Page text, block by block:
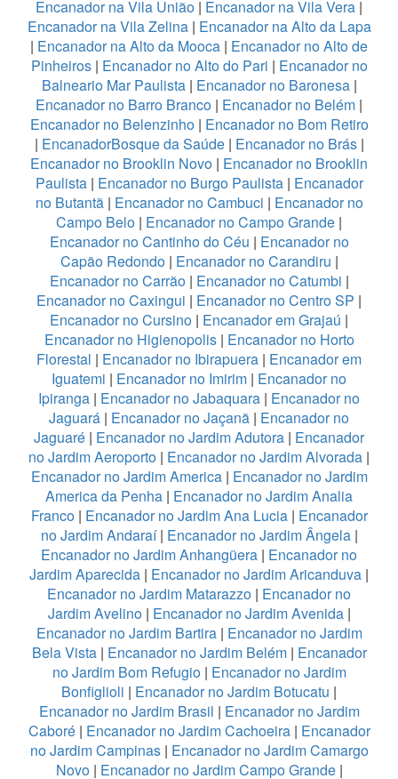
Encanador na Vila União | Encanador na Vila Vera |
Encanador na Vila Zelina| Encanador na Alto da Lapa
| Encanador na Alto da Mooca | Encanador no Alto de
Pinheiros| Encanador no Alto do Pari | Encanador no
Balneario Mar Paulista| Encanador no Baronesa|
Encanador no Barro Branco | Encanador no Belém |
Encanador no Belenzinho| Encanador no Bom Retiro
| EncanadorBosque da Saúde| Encanador no Brás|
Encanador no Brooklin Novo | Encanador no Brooklin
Paulista| Encanador no Burgo Paulista| Encanador
no Butantã| Encanador no Cambuci | Encanador no
Campo Belo | Encanador no Campo Grande |
Encanador no Cantinho do Céu | Encanador no
Capão Redondo| Encanador no Carandiru |
Encanador no Carrão| Encanador no Catumbi |
Encanador no Caxingui | Encanador no Centro SP |
Encanador no Cursino | Encanador em Grajaú |
Encanador no Higienopolis| Encanador no Horto
Florestal | Encanador no Ibirapuera | Encanador em
Iguatemi | Encanador no Imirim | Encanador no
Ipiranga | Encanador no Jabaquara | Encanador no
Jaguará | Encanador no Jaçanã | Encanador no
Jaguaré | Encanador no Jardim Adutora | Encanador
no Jardim Aeroporto | Encanador no Jardim Alvorada |
Encanador no Jardim America| Encanador no Jardim
America da Penha | Encanador no Jardim Analia
Franco| Encanador no Jardim Ana Lucia| Encanador
no Jardim Andaraí| Encanador no Jardim Ângela|
Encanador no Jardim Anhangüera | Encanador no
Jardim Aparecida | Encanador no Jardim Aricanduva |
Encanador no Jardim Matarazzo | Encanador no
Jardim Avelino| Encanador no Jardim Avenida|
Encanador no Jardim Bartira| Encanador no Jardim
Bela Vista| Encanador no Jardim Belém| Encanador
no Jardim Bom Refugio| Encanador no Jardim
Bonfiglioli | Encanador no Jardim Botucatu |
Encanador no Jardim Brasil | Encanador no Jardim
Caboré| Encanador no Jardim Cachoeira| Encanador
no Jardim Campinas| Encanador no Jardim Camargo
Novo| Encanador no Jardim Campo Grande|